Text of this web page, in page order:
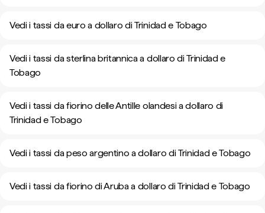
Vedi i tassi da euro a dollaro di Trinidad e Tobago
Vedi i tassi da sterlina britannica a dollaro di Trinidad e
Tobago
Vedi i tassi da fiorino delle Antille olandesi a dollaro di
Trinidad e Tobago
Vedi i tassi da peso argentino a dollaro di Trinidad e Tobago
Vedi i tassi da fiorino di Aruba a dollaro di Trinidad e Tobago